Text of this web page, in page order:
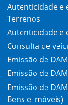
Autenticidade e
Terrenos
Autenticidade e
Consulta de
Emissão de
Emissão de
Emissão de
Bens e Imóveis)